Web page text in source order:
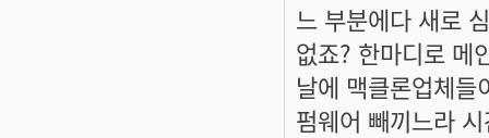
느 부분에다 새로
없죠? 한마디로 메
날에 맥클론업체
펌웨어 빼끼느라